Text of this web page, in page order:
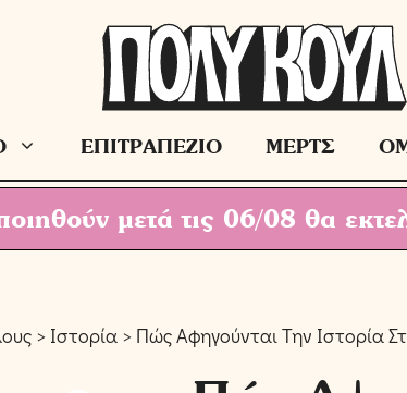
ΕΠΙΤΡΑΠΕΖΙΟ ΜΕΡΤΣ
μετά τις 06/08 θα
> Ιστορία> Πώς Αφηγούνται Την Ιστορία